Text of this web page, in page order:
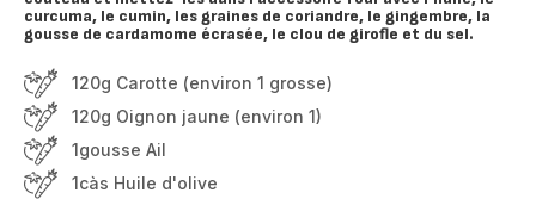
curcuma, le cumin, les graines de coriandre, le gingembre, la
gousse de cardamome écrasée, le clou de girofle et du sel.
120g Carotte (environ 1 grosse)
120g Oignon jaune (environ 1)
1gousse Ail
1càs Huile d'olive